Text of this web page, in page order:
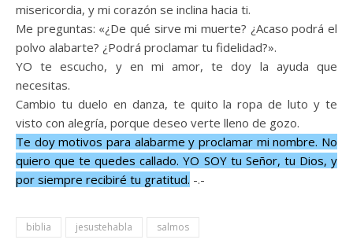
misericordia, y mi corazón se inclina hacia ti.
Me preguntas: «¿De qué sirve mi muerte? ¿Acaso podrá el
polvo alabarte? ¿Podrá proclamar tu fidelidad?».
YO te escucho, y en mi amor, te doy la ayuda que
necesitas.
Cambio tu duelo en danza, te quito la ropa de luto y te
visto con alegría, porque deseo verte lleno de gozo.
Te doy motivos para alabarme y proclamar mi nombre. No
quiero que te quedes callado. YO SOY tu Señor, tu Dios, y
por siempre recibiré tu gratitud. -.-
biblia jesustehabla salmos